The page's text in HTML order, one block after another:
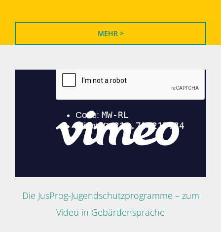
MEHR >
Die JusProg-Jugendschutzprogramme – zum
Video in Gebärdensprache